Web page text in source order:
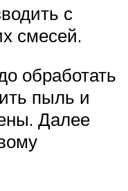
с
смесей.
обработать
пыль и
Далее